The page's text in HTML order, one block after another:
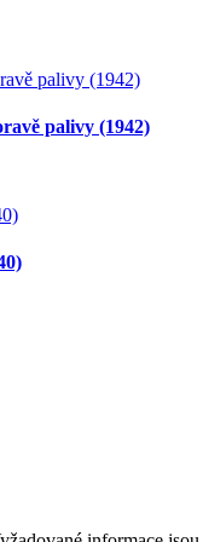
palivy (1942)